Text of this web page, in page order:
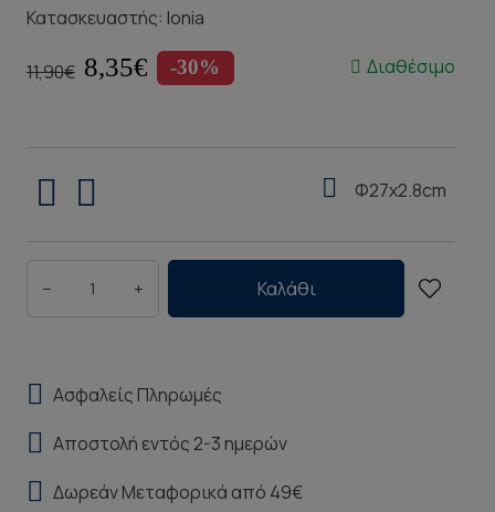
Κατασκευαστής: Ionia
11,90€ 8,35€ -30% Διαθέσιμο
Φ27x2.8cm
− + Καλάθι
Ασφαλείς Πληρωμές
Αποστολή εντός 2-3 ημερών
Δωρεάν Μεταφορικά από 49€